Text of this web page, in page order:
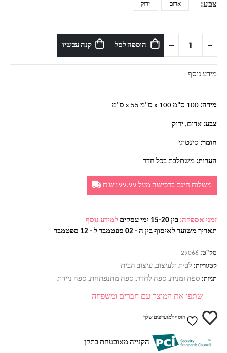
צבע אדום ירוק
הוספה לסל קנה עכשיו
מידע נוסף
מידה: 100 ס"מ x 100 ס"מ x 55 ס"מ
צבע: אדום, ירוק
חומר: סינטתי
הערות: משתלבת בכל חדר
משלוח חינם ברכישה מעל 199.99ש'ח
זמני אספקה: בין 15-20 ימי עסקים
למידע נוסף
תאריך משוער לאיסוף בין ה - 02 ספטמבר ל - 12 ספטמבר
מק"ט: 29066
קטגוריות: לבית ולעיצוב, עיצוב הבית
תגיות: ספה זמנית, ספה לחדר, ספה מתנפתחת, ספה ניידת
שתפו את המוצר עם חברים ומשפחה
הוסף למועדפים שלך
הקנייה מאובטחת בתקן